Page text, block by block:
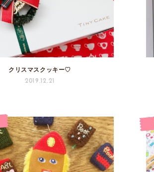
クリスマスクッキー♡
2019.12.21